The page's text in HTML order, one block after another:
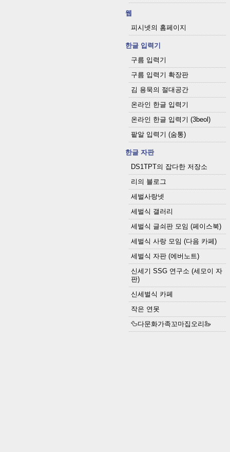
웹
피시넷의 홈페이지
한글 입력기
구름 입력기
구름 입력기 확장판
김 용묵의 절대공간
온라인 한글 입력기
온라인 한글 입력기 (3beol)
팥알 입력기 (숨통)
한글 자판
DS1TPT의 잡다한 저장소
리의 블로그
세벌사랑넷
세벌식 갤러리
세벌식 글쇠판 모임 (페이스북)
세벌식 사랑 모임 (다음 카페)
세벌식 자판 (에버노트)
신세기 SSG 연구소 (세모이 자
판)
신세벌식 카페
작은 연못
🦆다문화가족꼬마집오리🦢